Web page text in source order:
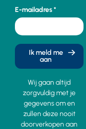
E-mailadres
Ik meld me
aan
Wij gaan altijd
zorgvuldig met je
gegevens om en
zullen deze nooit
doorverkopen aan